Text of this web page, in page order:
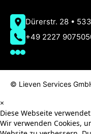
Dürerstr. 28 •
+49 2227
© Lieven Services
×
Diese Webseite
Wir verwenden Cookies,